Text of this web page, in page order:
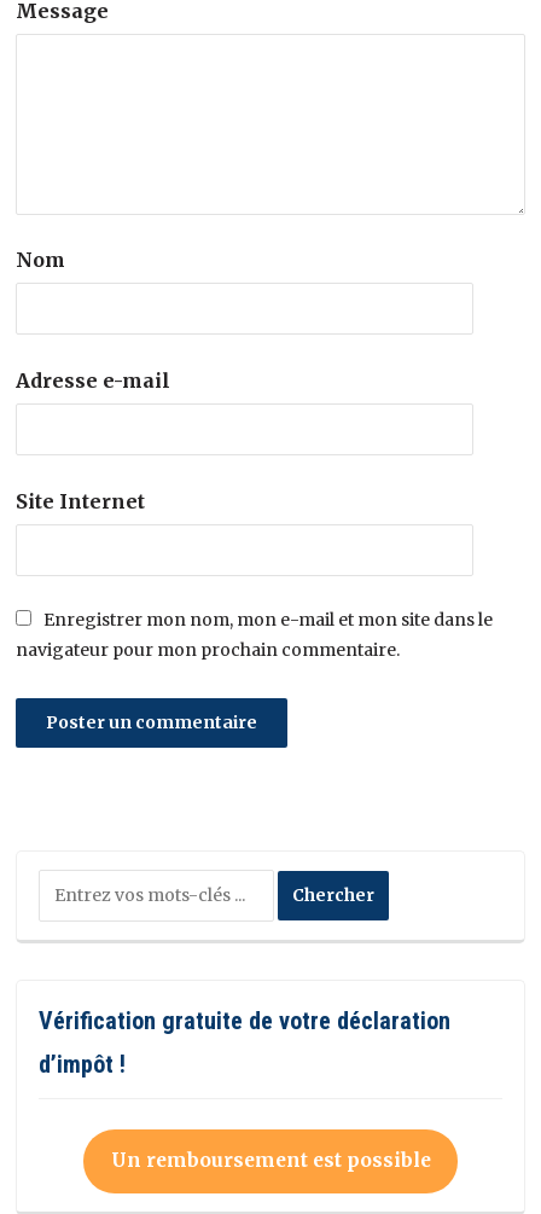
Message
Nom
Adresse e-mail
Site Internet
Enregistrer mon nom, mon e-mail et mon site dans le
navigateur pour mon prochain commentaire.
Vérification gratuite de votre déclaration
d’impôt !
Un remboursement est possible